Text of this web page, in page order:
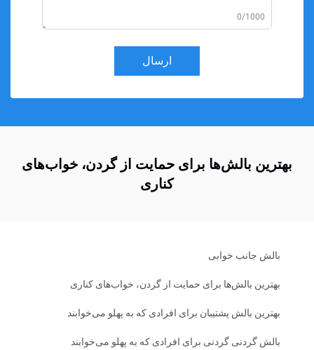
0/1000
ارسال
بهترین بالش‌ها برای حمایت از گردن، خواب‌های
کناری
بالش جانب خوابی
بهترین بالش‌ها برای حمایت از گردن، خواب‌های کناری
بهترین بالش پشتیبان برای افرادی که به پهلو می‌خوابند
بالش گردنی گردنی برای افرادی که به پهلو می‌خوابند